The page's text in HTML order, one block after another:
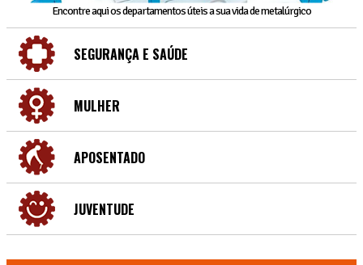
Encontre aqui os departamentos úteis a sua vida de metalúrgico
SEGURANÇA E SAÚDE
MULHER
APOSENTADO
JUVENTUDE